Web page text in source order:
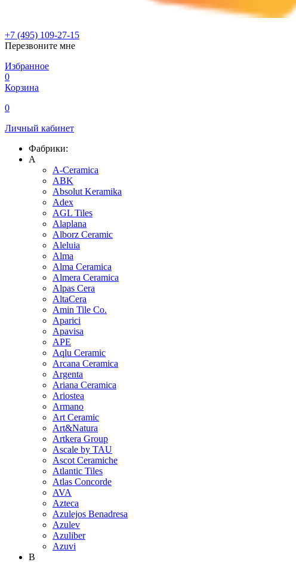
+7 (495) 109-27-15
Перезвоните мне
Избранное
0
Корзина
0
Личный кабинет
Фабрики:
A
A-Ceramica
ABK
Absolut Keramika
Adex
AGL Tiles
Alaplana
Alborz Ceramic
Aleluia
Alma
Alma Ceramica
Almera Ceramica
Alpas Cera
AltaCera
Amin Tile Co.
Aparici
Apavisa
APE
Aqlu Ceramic
Arcana Ceramica
Argenta
Ariana Ceramica
Ariostea
Armano
Art Ceramic
Art&Natura
Artkera Group
Ascale by TAU
Ascot Ceramiche
Atlantic Tiles
Atlas Concorde
AVA
Azteca
Azulejos Benadresa
Azulev
Azuliber
Azuvi
B